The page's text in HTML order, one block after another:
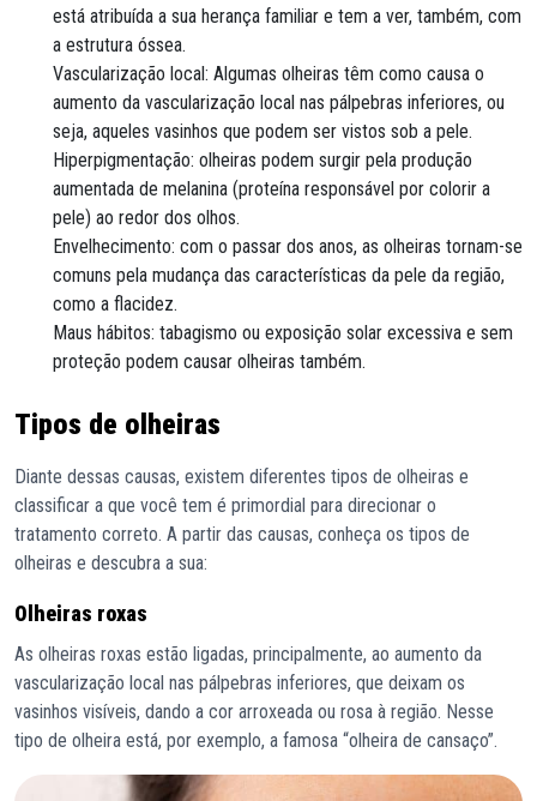
está atribuída a sua herança familiar e tem a ver, também, com
a estrutura óssea.
Vascularização local: Algumas olheiras têm como causa o
aumento da vascularização local nas pálpebras inferiores, ou
seja, aqueles vasinhos que podem ser vistos sob a pele.
Hiperpigmentação: olheiras podem surgir pela produção
aumentada de melanina (proteína responsável por colorir a
pele) ao redor dos olhos.
Envelhecimento: com o passar dos anos, as olheiras tornam-se
comuns pela mudança das características da pele da região,
como a flacidez.
Maus hábitos: tabagismo ou exposição solar excessiva e sem
proteção podem causar olheiras também.
Tipos de olheiras
Diante dessas causas, existem diferentes tipos de olheiras e
classificar a que você tem é primordial para direcionar o
tratamento correto. A partir das causas, conheça os tipos de
olheiras e descubra a sua:
Olheiras roxas
As olheiras roxas estão ligadas, principalmente, ao aumento da
vascularização local nas pálpebras inferiores, que deixam os
vasinhos visíveis, dando a cor arroxeada ou rosa à região. Nesse
tipo de olheira está, por exemplo, a famosa “olheira de cansaço”.